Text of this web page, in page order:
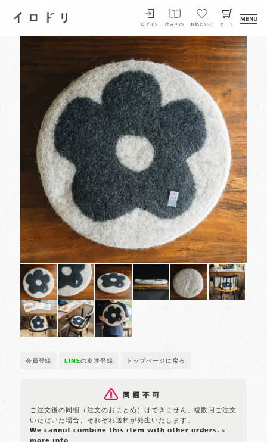
イロドリ
ログイン 読みもの お気にいり カート
会員登録 LINEの友達登録 トップページに戻る
ご注文後の同梱（注文のおまとめ）はできません。複数回ご注文
いただいた場合、それぞれ送料が発生いたします。
We cannot combine this item with other orders. >